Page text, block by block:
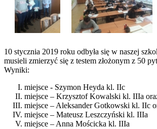
10 stycznia 2019 roku odbyła się w naszej
musieli zmierzyć się z testem złożonym z 50
Wyniki:
miejsce - Szymon Heyda kl. IIc
miejsce – Krzysztof Kowalski kl. IIIa
miejsce – Aleksander Gotkowski kl. IIc
miejsce – Mateusz Leszczyński kl. IIIa
miejsce – Anna Mościcka kl. IIIa